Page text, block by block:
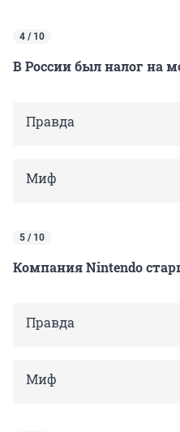
4 / 10
В России был налог на
Правда
Миф
5 / 10
Компания Nintendo
Правда
Миф